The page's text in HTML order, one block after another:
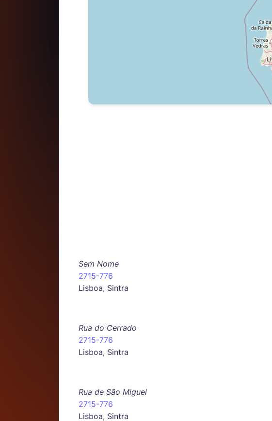
Sem Nome
2715-776
Lisboa, Sintra
Rua do Cerrado
2715-776
Lisboa, Sintra
Rua de São Miguel
2715-776
Lisboa, Sintra